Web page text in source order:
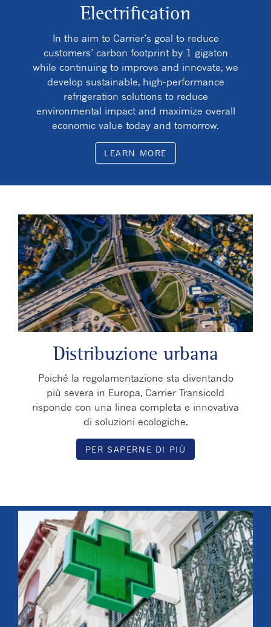
Electrification
In the aim to Carrier’s goal to reduce
customers’ carbon footprint by 1 gigaton
while continuing to improve and innovate, we
develop sustainable, high-performance
refrigeration solutions to reduce
environmental impact and maximize overall
economic value today and tomorrow.
LEARN MORE
Distribuzione urbana
Poiché la regolamentazione sta diventando
più severa in Europa, Carrier Transicold
risponde con una linea completa e innovativa
di soluzioni ecologiche.
PER SAPERNE DI PIÙ